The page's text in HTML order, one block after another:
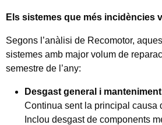
Els sistemes que més incidències
Segons l’anàlisi de Recomotor,
sistemes amb major volum de
semestre de l’any:
Desgast general i
Continua sent la principal causa
Inclou desgast de components